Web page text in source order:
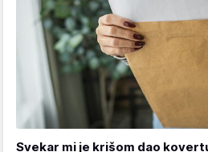
Svekar mi je krišom dao